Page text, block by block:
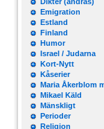
Emigration
Estland
Finland
Humor
Israel / Judarna
Kort-Nytt
Kåserier
Maria Åkerblom
Mikael Käld
Mänskligt
Perioder
Religion